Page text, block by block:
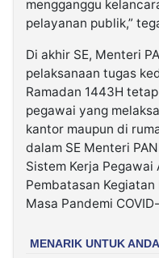
mengganggu
pelayanan publik,”
Di akhir SE, Menteri
pelaksanaan tugas
Ramadan 1443H
pegawai yang
kantor maupun di
dalam SE Menteri
Sistem Kerja Pegawai
Pembatasan
Masa Pandemi